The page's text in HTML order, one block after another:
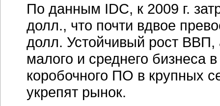
По данным IDC, к 2009 г.
долл., что почти вдвое
долл. Устойчивый рост ВВП,
малого и среднего бизнеса
коробочного ПО в крупных
укрепят рынок.